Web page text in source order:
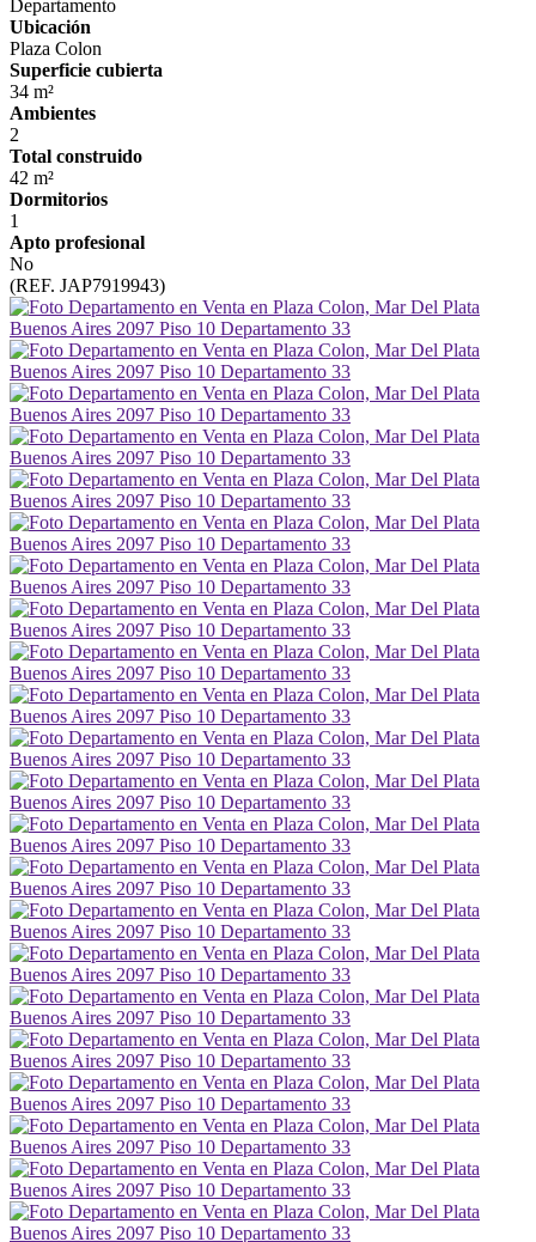
Departamento
Ubicación
Plaza Colon
Superficie cubierta
34 m²
Ambientes
2
Total construido
42 m²
Dormitorios
1
Apto profesional
No
(REF. JAP7919943)